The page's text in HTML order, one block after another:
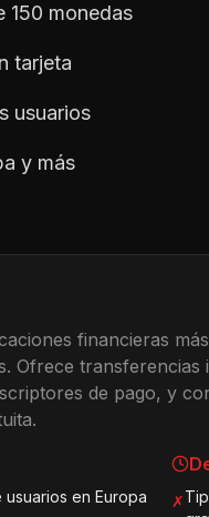
150 monedas
tarjeta
usuarios
y más
financieras
Ofrece
de pago, y
en Europa
✗